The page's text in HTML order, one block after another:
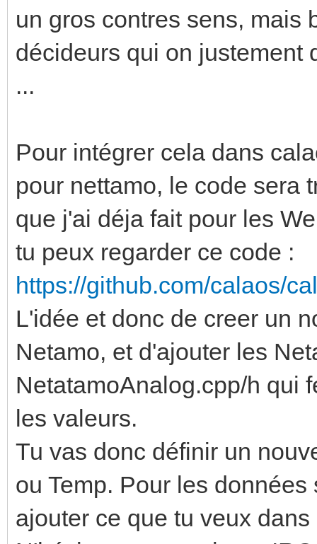
un gros contres sens, mais
décideurs qui on justement
...
Pour intégrer cela dans
pour nettamo, le code sera
que j'ai déja fait pour les
tu peux regarder ce code :
https://github.com/calaos/
L'idée et donc de creer un
Netamo, et d'ajouter les
NetatamoAnalog.cpp/h qui
les valeurs.
Tu vas donc définir un
ou Temp. Pour les
ajouter ce que tu veux